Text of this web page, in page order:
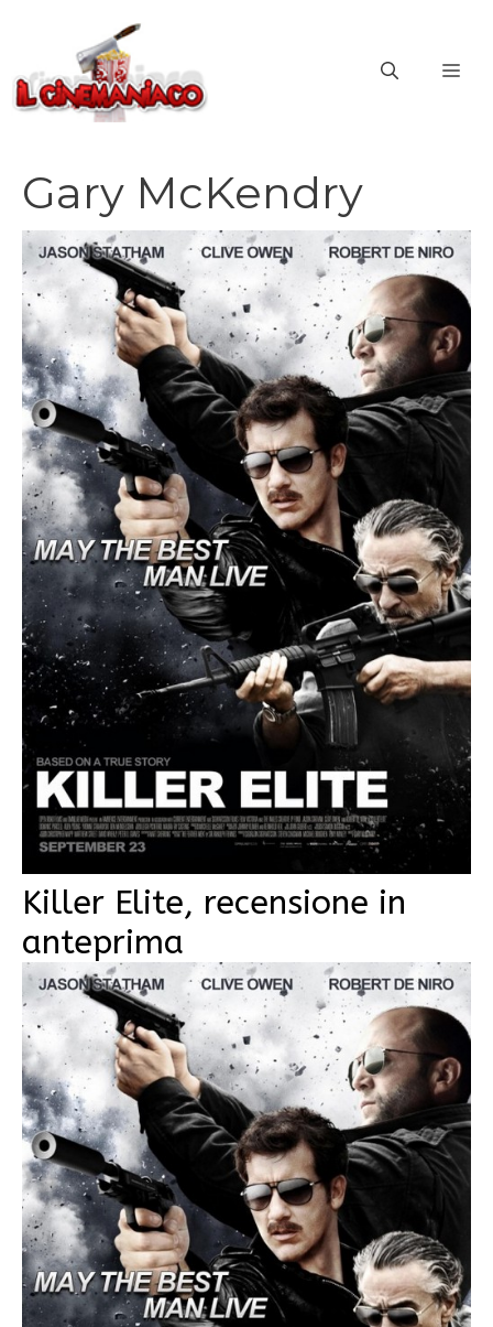
contenuto
Gary McKendry
Killer Elite, recensione in
anteprima